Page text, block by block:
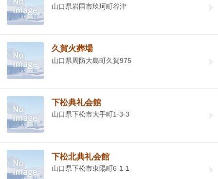
山口県岩国市玖珂町谷津
久賀火葬場
山口県周防大島町久賀975
下松典礼会館
山口県下松市大手町1-3-3
下松北典礼会館
山口県下松市東陽町6-1-1